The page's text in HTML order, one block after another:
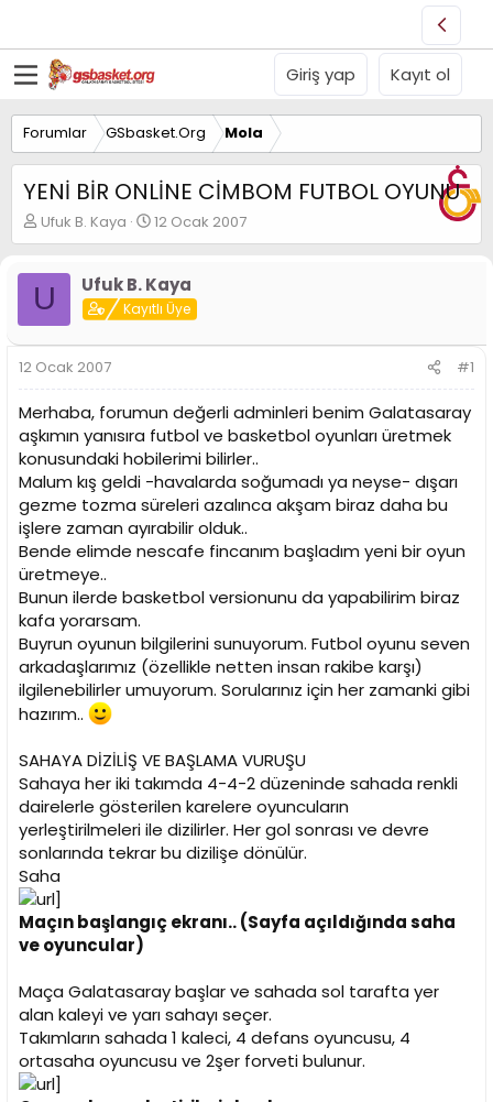
Giriş yap Kayıt ol
Forumlar GSbasket.Org Mola
YENİ BİR ONLİNE CİMBOM FUTBOL OYUNU
K
o
u
y
B
a
ş
a
t
a
n
Ufuk B. Kaya
B
a
l
a
n
g
a
r
i
h
i
12 Ocak 2007
U Ufuk B. Kaya
Kayıtlı Üye
12 Ocak 2007 #1
Merhaba, forumun değerli adminleri benim Galatasaray
aşkımın yanısıra futbol ve basketbol oyunları üretmek
konusundaki hobilerimi bilirler..
Malum kış geldi -havalarda soğumadı ya neyse- dışarı
gezme tozma süreleri azalınca akşam biraz daha bu
işlere zaman ayırabilir olduk..
Bende elimde nescafe fincanım başladım yeni bir oyun
üretmeye..
Bunun ilerde basketbol versionunu da yapabilirim biraz
kafa yorarsam.
Buyrun oyunun bilgilerini sunuyorum. Futbol oyunu seven
arkadaşlarımız (özellikle netten insan rakibe karşı)
ilgilenebilirler umuyorum. Sorularınız için her zamanki gibi
hazırım..
SAHAYA DİZİLİŞ VE BAŞLAMA VURUŞU
Sahaya her iki takımda 4-4-2 düzeninde sahada renkli
dairelerle gösterilen karelere oyuncuların
yerleştirilmeleri ile dizilirler. Her gol sonrası ve devre
sonlarında tekrar bu dizilişe dönülür.
Saha
Maçın başlangıç ekranı.. (Sayfa açıldığında saha
ve oyuncular)
Maça Galatasaray başlar ve sahada sol tarafta yer
alan kaleyi ve yarı sahayı seçer.
Takımların sahada 1 kaleci, 4 defans oyuncusu, 4
ortasaha oyuncusu ve 2şer forveti bulunur.